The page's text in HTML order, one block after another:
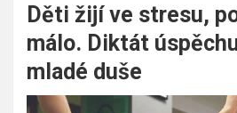
Děti žijí ve stresu,
málo. Diktát
mladé duše